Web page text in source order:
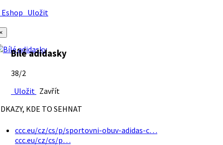
Uložit
Bílé adidasky
38/2
Uložit Zavřít
KDE TO SEHNAT
ccc.eu/cz/cs/p/sportovni-obuv-adidas-c…
ccc.eu/cz/cs/p…